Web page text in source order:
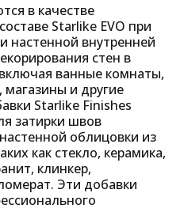
в качестве
Starlike EVO при
настенной внутренней
стен в
ванные комнаты,
и другие
Starlike Finishes
затирки швов
облицовки из
как стекло, керамика,
клинкер,
Эти добавки